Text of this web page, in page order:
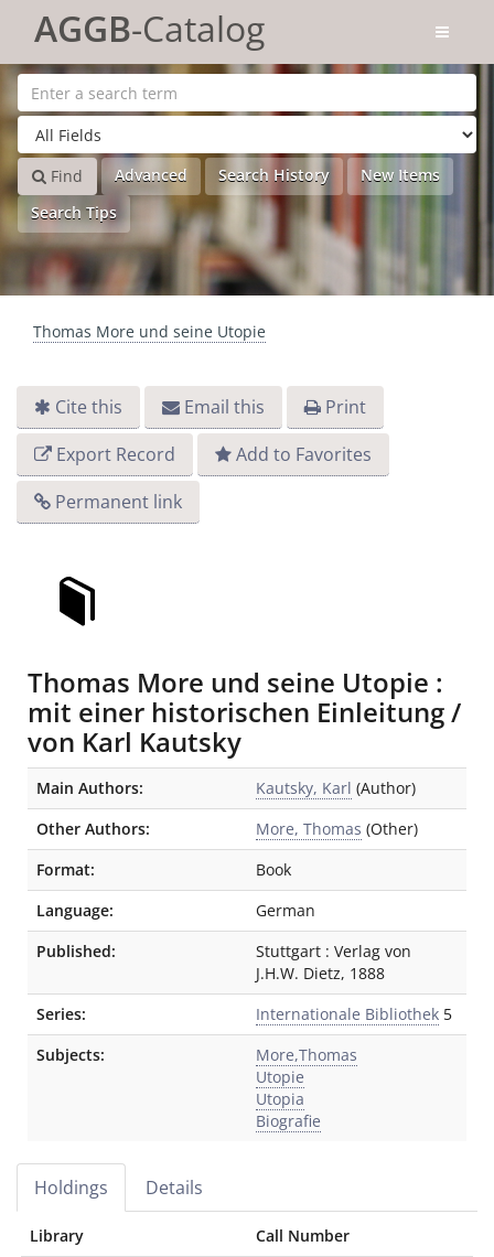
AGGB-Catalog
Find Advanced Search History
New Items
Search Tips
Thomas More und seine Utopie
Cite this Email this
Print
Export Record
Add to Favorites
Permanent link
Thomas More und seine Utopie :
mit einer historischen Einleitung /
von Karl Kautsky
Bibliographic Details
Main Authors: Kautsky, Karl (Author)
Other Authors:
More, Thomas (Other)
Format:
Book
Language:
German
Published:
Stuttgart : Verlag von
J.H.W. Dietz, 1888
Series:
Internationale Bibliothek 5
Subjects:
More,Thomas
Utopie
Utopia
Biografie
Holdings Details
Library
Call Number